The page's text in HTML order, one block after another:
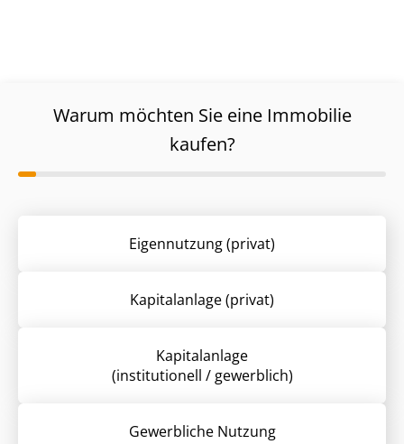
Warum möchten Sie eine Immobilie
kaufen?
Eigennutzung (privat)
Kapitalanlage (privat)
Kapitalanlage
(institutionell / gewerblich)
Gewerbliche Nutzung